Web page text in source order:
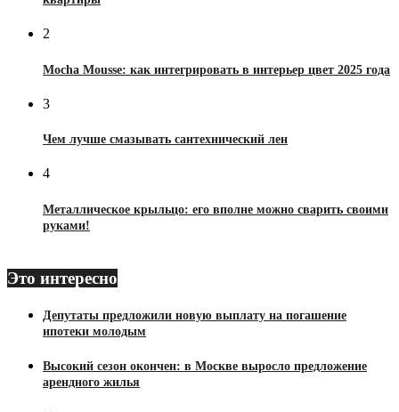
2
Mocha Mousse: как интегрировать в интерьер цвет 2025 года
3
Чем лучше смазывать сантехнический лен
4
Металлическое крыльцо: его вполне можно сварить своими
руками!
Это интересно
Депутаты предложили новую выплату на погашение
ипотеки молодым
Высокий сезон окончен: в Москве выросло предложение
арендного жилья